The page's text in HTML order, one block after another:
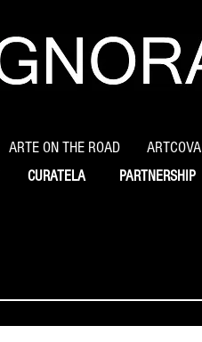
ARTE ON THE ROAD ARTCOVA
CURATELA PARTNERSHIP